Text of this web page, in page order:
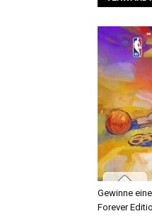
Gewinne
Forever